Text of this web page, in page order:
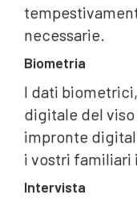
necessarie.
Biometria
I dati
digitale del
impronte
i vostri familiari
Intervista